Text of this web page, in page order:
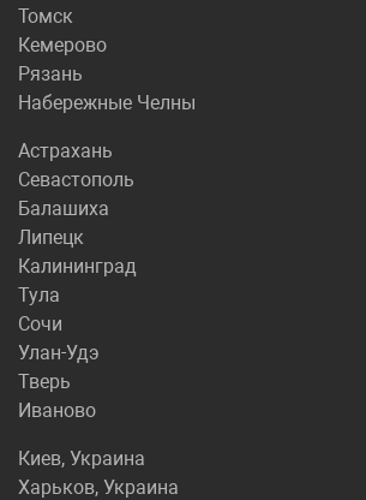
Томск
Кемерово
Рязань
Набережные Челны
Астрахань
Севастополь
Балашиха
Липецк
Калининград
Тула
Сочи
Улан-Удэ
Тверь
Иваново
Киев, Украина
Харьков, Украина